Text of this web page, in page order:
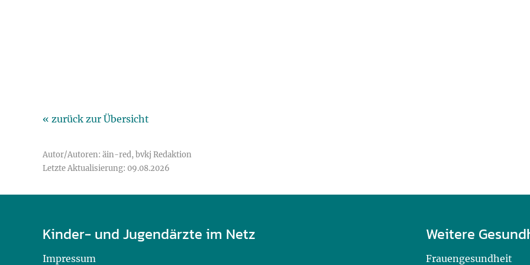
« zurück zur Übersicht
Autor/Autoren: äin-red, bvkj Redaktion
Letzte Aktualisierung: 09.08.2026
Kinder- und Jugendärzte im Netz
Impressum
Weitere
Frauengesundheit